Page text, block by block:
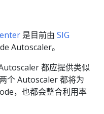
是目前由 SIG
Autoscaler。
都应提供类似
个 Autoscaler 都将为
，也都会整合利用率